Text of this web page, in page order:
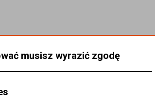
musisz wyrazić zgodę